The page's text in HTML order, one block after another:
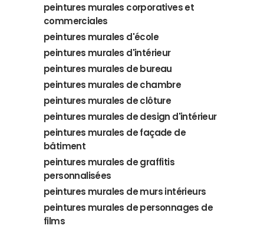
peintures murales corporatives et
commerciales
peintures murales d'école
peintures murales d'intérieur
peintures murales de bureau
peintures murales de chambre
peintures murales de clôture
peintures murales de design d'intérieur
peintures murales de façade de
bâtiment
peintures murales de graffitis
personnalisées
peintures murales de murs intérieurs
peintures murales de personnages de
films